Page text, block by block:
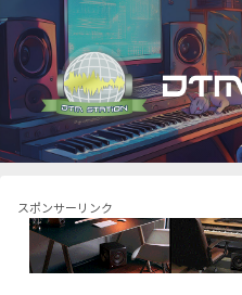
スポンサーリンク